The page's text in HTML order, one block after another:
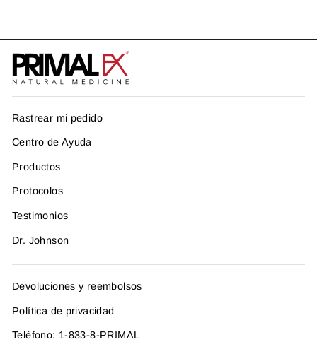
Rastrear mi pedido
Centro de Ayuda
Productos
Protocolos
Testimonios
Dr. Johnson
Devoluciones y reembolsos
Política de privacidad
Teléfono: 1-833-8-PRIMAL